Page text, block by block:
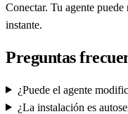
Conectar. Tu agente
instante.
Preguntas
¿Puede el agente
¿La instalación es